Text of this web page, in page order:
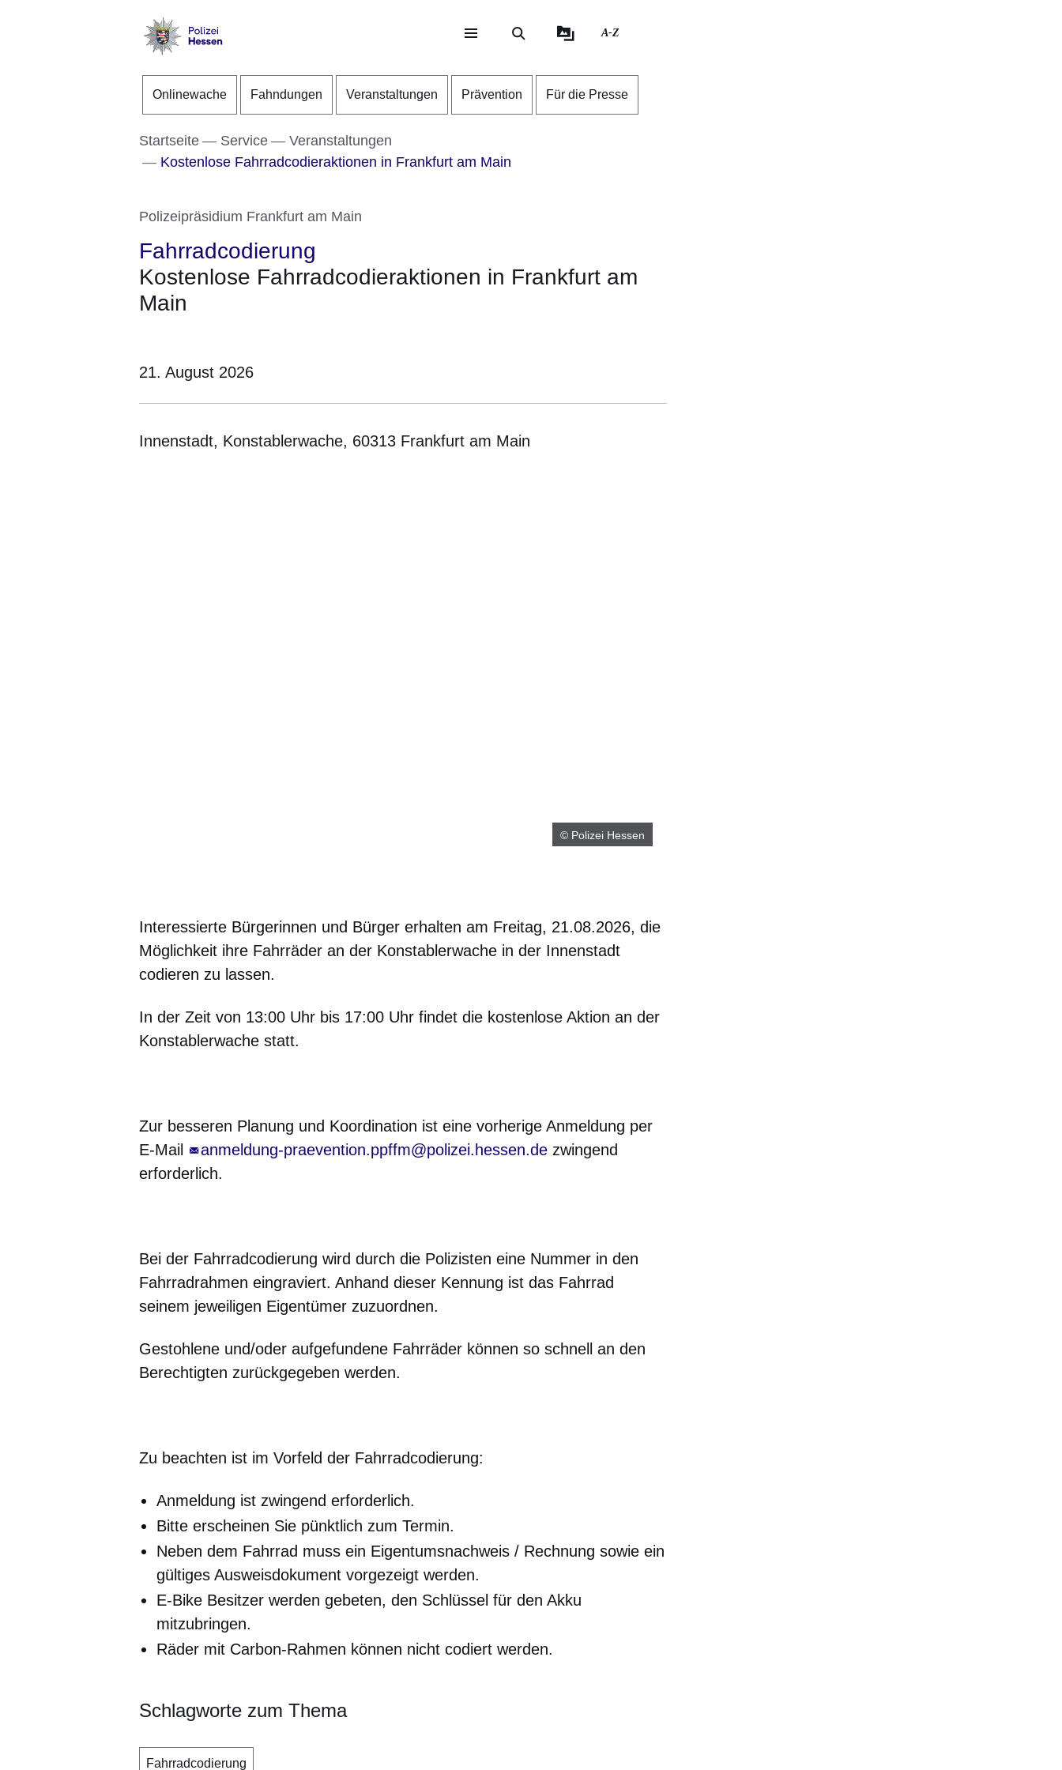
Direkt zum Kopf der Seite
Direkt zum Inhalt
Direkt zum Fuß der Seite
Hessen
A-Z
Onlinewache Fahndungen Veranstaltungen Prävention Für die Presse
Startseite Service
Veranstaltungen
Kostenlose Fahrradcodieraktionen in Frankfurt am Main
Polizeipräsidium Frankfurt am Main
Fahrradcodierung
Kostenlose Fahrradcodieraktionen in Frankfurt am
Main
21. August 2026
Innenstadt, Konstablerwache, 60313 Frankfurt am Main
© Polizei Hessen
Interessierte Bürgerinnen und Bürger erhalten am Freitag, 21.08.2026, die
Möglichkeit ihre Fahrräder an der Konstablerwache in der Innenstadt
codieren zu lassen.
In der Zeit von 13:00 Uhr bis 17:00 Uhr findet die kostenlose Aktion an der
Konstablerwache statt.
Zur besseren Planung und Koordination ist eine vorherige Anmeldung per
E-Mail
anmeldung-praevention.ppffm@polizei.hessen.de zwingend
erforderlich.
Bei der Fahrradcodierung wird durch die Polizisten eine Nummer in den
Fahrradrahmen eingraviert. Anhand dieser Kennung ist das Fahrrad
seinem jeweiligen Eigentümer zuzuordnen.
Gestohlene und/oder aufgefundene Fahrräder können so schnell an den
Berechtigten zurückgegeben werden.
Zu beachten ist im Vorfeld der Fahrradcodierung:
Anmeldung ist zwingend erforderlich.
Bitte erscheinen Sie pünktlich zum Termin.
Neben dem Fahrrad muss ein Eigentumsnachweis / Rechnung sowie ein
gültiges Ausweisdokument vorgezeigt werden.
E-Bike Besitzer werden gebeten, den Schlüssel für den Akku
mitzubringen.
Räder mit Carbon-Rahmen können nicht codiert werden.
Schlagworte zum Thema
Fahrradcodierung